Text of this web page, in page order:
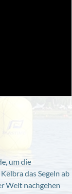
um die
das Segeln ab
Welt nachgehen